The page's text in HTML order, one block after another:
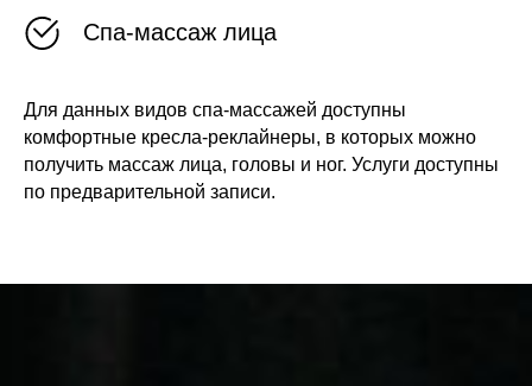
Спа-массаж лица
Для данных видов спа-массажей доступны
комфортные кресла-реклайнеры, в которых можно
получить массаж лица, головы и ног. Услуги доступны
по предварительной записи.